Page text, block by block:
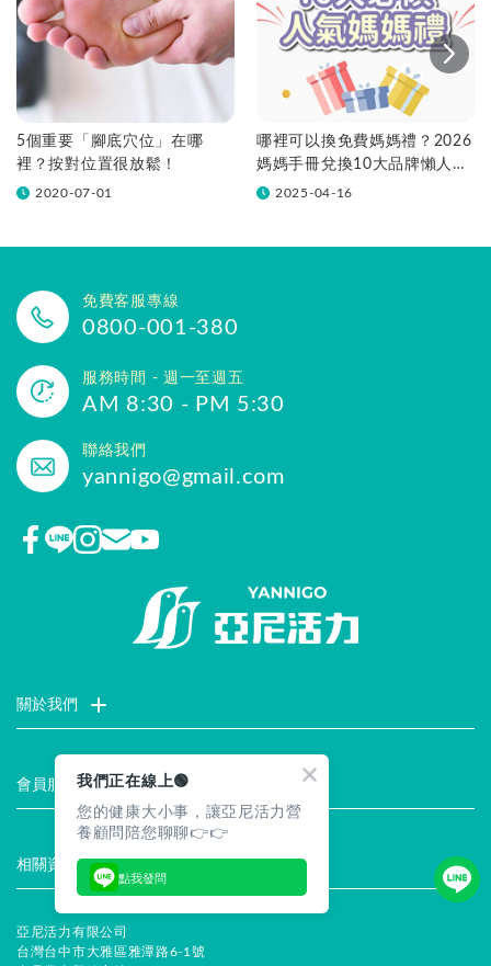
5個重要「腳底穴位」在哪
裡？按對位置很放鬆！
2020-07-01
哪裡可以換免費媽媽禮？2026
媽媽手冊兌換10大品牌懶人包
一次看！
2025-04-16
免費客服專線
0800-001-380
服務時間 - 週一至週五
AM 8:30 - PM 5:30
聯絡我們
yannigo@gmail.com
關於我們
會員服務
最新消息 註冊會員
試用索取 服務說明
相關資訊
常見問題 隱私權聲明
企業徵才 安全保證
合作提案
亞尼活力有限公司
台灣台中市大雅區雅潭路6-1號
我們正在線上🟢
您的健康大小事，讓亞尼活力營
養顧問陪您聊聊👉👉
點我發問